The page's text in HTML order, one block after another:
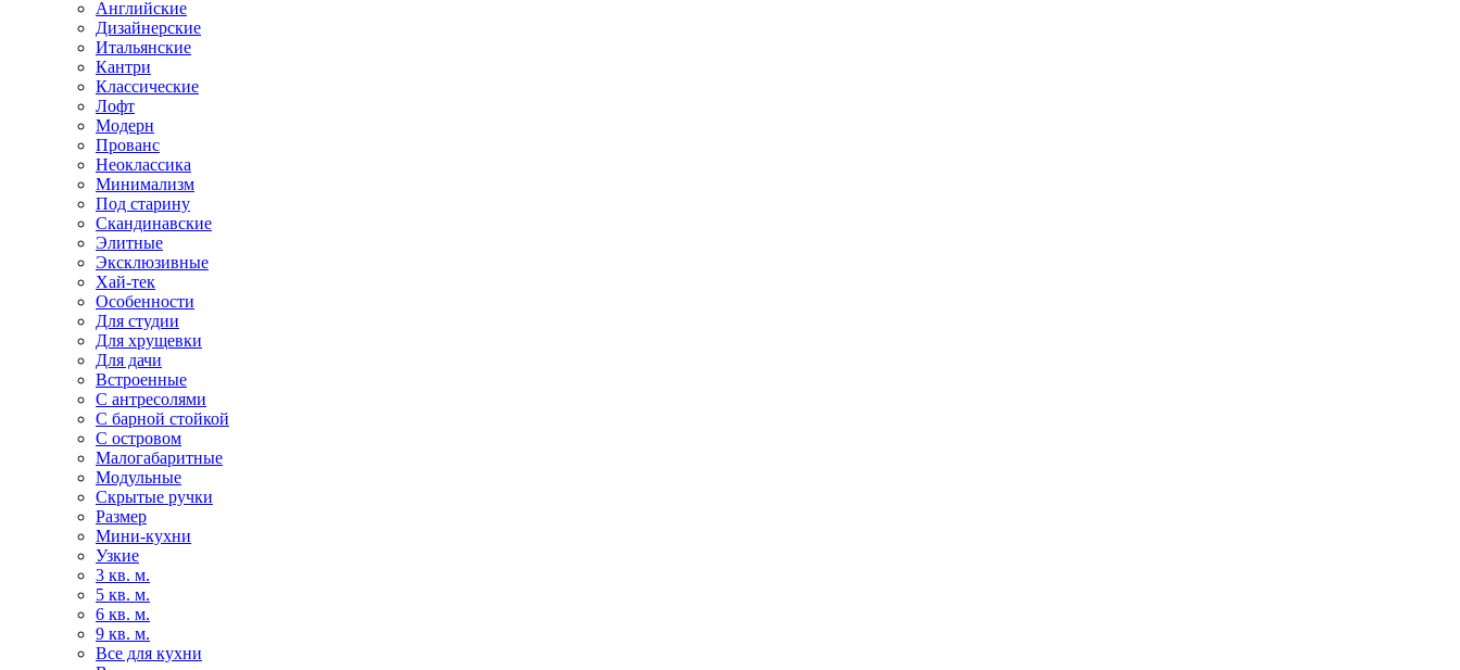
Английские
Дизайнерские
Итальянские
Кантри
Классические
Лофт
Модерн
Прованс
Неоклассика
Минимализм
Под старину
Скандинавские
Элитные
Эксклюзивные
Хай-тек
Особенности
Для студии
Для хрущевки
Для дачи
Встроенные
С антресолями
С барной стойкой
С островом
Малогабаритные
Модульные
Скрытые ручки
Размер
Мини-кухни
Узкие
3 кв. м.
5 кв. м.
6 кв. м.
9 кв. м.
Все для кухни